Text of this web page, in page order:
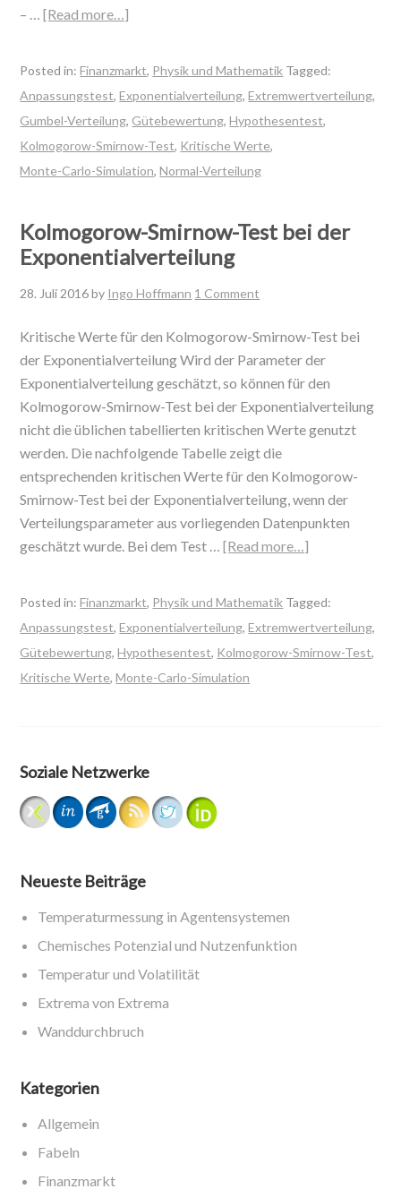
– …[Read more…]
Posted in:Finanzmarkt, Physik und Mathematik Tagged:
Anpassungstest,Exponentialverteilung,Extremwertverteilung,
Gumbel-Verteilung, Gütebewertung,Hypothesentest,
Kolmogorow-Smirnow-Test, Kritische Werte,
Monte-Carlo-Simulation,Normal-Verteilung
Kolmogorow-Smirnow-Test bei der
Exponentialverteilung
28. Juli 2016by Ingo Hoffmann 1 Comment
Kritische Werte für den Kolmogorow-Smirnow-Test bei
der Exponentialverteilung Wird der Parameter der
Exponentialverteilung geschätzt, so können für den
Kolmogorow-Smirnow-Test bei der Exponentialverteilung
nicht die üblichen tabellierten kritischen Werte genutzt
werden. Die nachfolgende Tabelle zeigt die
entsprechenden kritischen Werte für den Kolmogorow-
Smirnow-Test bei der Exponentialverteilung, wenn der
Verteilungsparameter aus vorliegenden Datenpunkten
geschätzt wurde. Bei dem Test …[Read more…]
Posted in:Finanzmarkt, Physik und Mathematik Tagged:
Anpassungstest,Exponentialverteilung,Extremwertverteilung,
Gütebewertung,Hypothesentest, Kolmogorow-Smirnow-Test,
Kritische Werte,Monte-Carlo-Simulation
Soziale Netzwerke
Neueste Beiträge
Temperaturmessung in Agentensystemen
Chemisches Potenzial und Nutzenfunktion
Temperatur und Volatilität
Extrema von Extrema
Wanddurchbruch
Kategorien
Allgemein
Fabeln
Finanzmarkt